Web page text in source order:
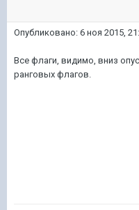
Опубликовано: 6 ноя 2015,
Все флаги, видимо, вниз
ранговых флагов.